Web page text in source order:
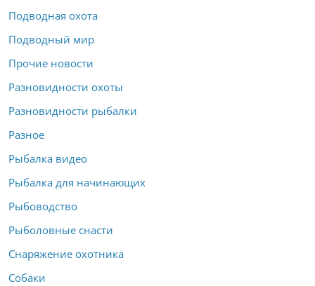
Подводная охота
Подводный мир
Прочие новости
Разновидности охоты
Разновидности рыбалки
Разное
Рыбалка видео
Рыбалка для начинающих
Рыбоводство
Рыболовные снасти
Снаряжение охотника
Собаки